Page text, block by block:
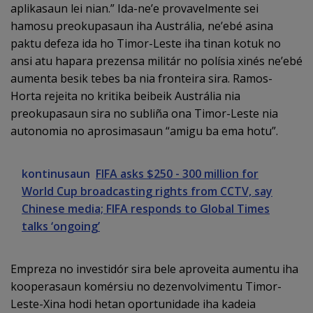
aplikasaun lei nian.” Ida-ne’e provavelmente sei
hamosu preokupasaun iha Austrália, ne’ebé asina
paktu defeza ida ho Timor-Leste iha tinan kotuk no
ansi atu hapara prezensa militár no polísia xinés ne’ebé
aumenta besik tebes ba nia fronteira sira. Ramos-
Horta rejeita no kritika beibeik Austrália nia
preokupasaun sira no subliña ona Timor-Leste nia
autonomia no aprosimasaun “amigu ba ema hotu”.
kontinusaun FIFA asks $250 - 300 million for
World Cup broadcasting rights from CCTV, say
Chinese media; FIFA responds to Global Times
talks ‘ongoing’
Empreza no investidór sira bele aproveita aumentu iha
kooperasaun komérsiu no dezenvolvimentu Timor-
Leste-Xina hodi hetan oportunidade iha kadeia